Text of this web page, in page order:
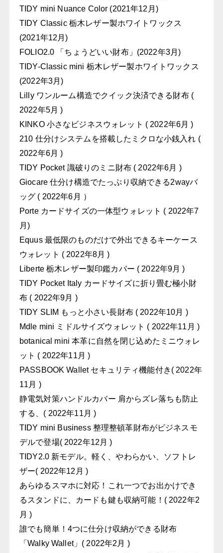
TIDY mini Nuance Color (2021年12月)
TIDY Classic 栃木レザー製ホワイトワックス
(2021年12月)
FOLIO2.0 「ちょうどいい財布」(2022年3月)
TIDY-Classic mini 栃木レザー製ホワイトワックス
(2022年3月)
Lilly ワンルーム構造でクイック決済できる財布 (
2022年5月 )
KINKO 小さなビジネスウォレット ( 2022年6月 )
210 仕分けシステムを搭載したミクロな小銭入れ (
2022年6月 )
TIDY Pocket 識破りのミニ財布 ( 2022年6月 )
Giocare 仕分け構造でたっぷり収納できる2wayバ
ッグ ( 2022年6月 ）
Porte カードサイズの一体型ウォレット ( 2022年7
月)
Equus 最低限のものだけで外出できるキーケース
ウォレット ( 2022年8月 )
Liberte 栃木レザー製印鑑カバー ( 2022年9月 )
TIDY Pocket Italy カードサイズに折り畳む極小財
布 ( 2022年9月 )
TIDY SLIM もっと小さい長財布 ( 2022年10月 )
Mdle mini ミドルサイズウォレット ( 2022年11月 )
botanical mini 本革に自然を閉じ込めたミニウォレ
ット ( 2022年11月 )
PASSBOOK Wallet セキュリティ機能付き( 2022年
11月 )
静電気対策ハンドルカバー 肩からズレ落ちも防止
する、( 2022年11月 )
TIDY mini Business 整理整頓革財布がビジネスモ
デルで登場( 2022年12月 )
TIDY2.0 新モデル。軽く、やわらかい、ソフトレ
ザー( 2022年12月 )
あらゆるスマホに対応！これ一つでお出かけでき
るスタンドに、カードも鍵も収納可能！( 2022年2
月 )
誰でも簡単！4つに仕分け収納ができる財布
「Walky Wallet」( 2022年2月 )